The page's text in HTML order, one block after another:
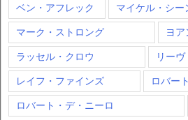
ベン・アフレック マイケル・シー
マーク・ストロング ヨ
ラッセル・クロウ リー
レイフ・ファインズ ロバー
ロバート・デ・ニーロ